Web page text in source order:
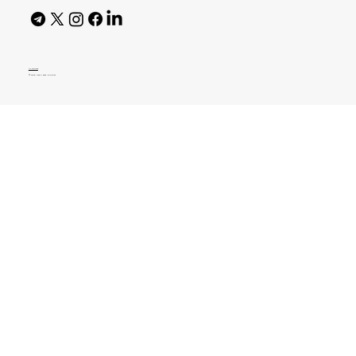
AI Policy
© 2026 High Bar Journal